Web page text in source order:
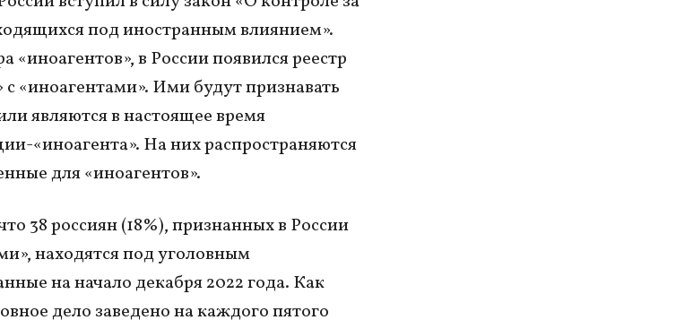
под иностранным влиянием».
«иноагентов», в России появился реестр
«иноагентами». Ими будут признавать
являются в настоящее время
«иноагента». На них распространяются
для «иноагентов».
38 россиян (18%), признанных в России
находятся под уголовным
на начало декабря 2022 года. Как
дело заведено на каждого пятого